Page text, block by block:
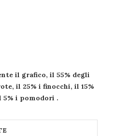
il grafico, il 55% degli
il 25% i finocchi, il 15%
5% i pomodori .